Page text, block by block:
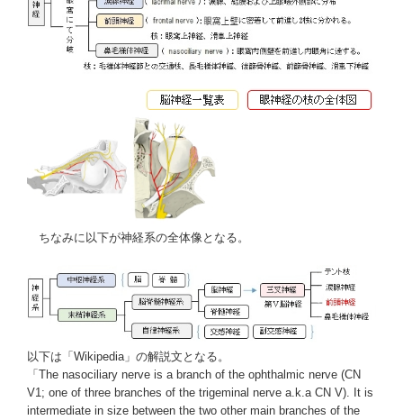
ちなみに以下が神経系の全体像となる。
以下は「 Wikipedia」の解説文となる。
「The nasociliary nerveis a branch of the ophthalmic nerve(CN
V1; one of three branches of the trigeminal nerve a.k.a CN V). It is
intermediate in size between the two other main branches of the